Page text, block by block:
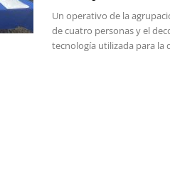
Un operativo de la
de cuatro personas y el
tecnología utilizada para la